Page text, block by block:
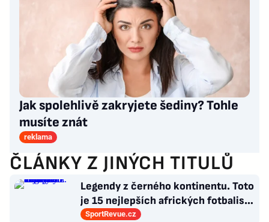
Jak spolehlivě zakryjete šediny? Tohle
musíte znát
reklama
ČLÁNKY Z JINÝCH TITULŮ
Legendy z černého kontinentu. Toto
je 15 nejlepších afrických fotbalistů
všech dob
SportRevue.cz